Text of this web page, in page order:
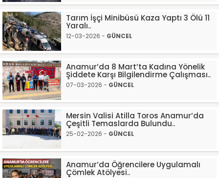
Tarım İşçi Minibüsü Kaza Yaptı 3 Ölü 11
Yaralı..
12-03-2026 - GÜNCEL
Anamur’da 8 Mart’ta Kadına Yönelik
Şiddete Karşı Bilgilendirme Çalışması..
07-03-2026 - GÜNCEL
Mersin Valisi Atilla Toros Anamur’da
Çeşitli Temaslarda Bulundu..
25-02-2026 - GÜNCEL
Anamur’da Öğrencilere Uygulamalı
Çömlek Atölyesi..